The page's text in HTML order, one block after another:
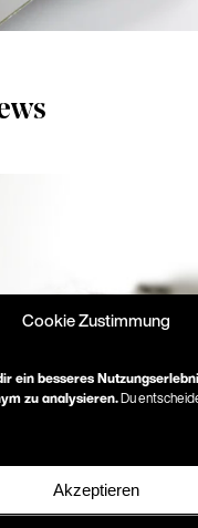
Cookie Zustimmung
ein besseres
zu analysieren. Du
Akzeptieren